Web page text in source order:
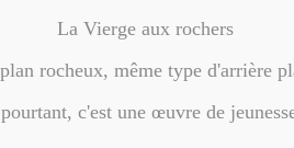
La Vierge aux rochers
rocheux, même type d'arrière
c'est une œuvre de